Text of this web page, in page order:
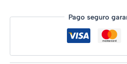
Pago seguro